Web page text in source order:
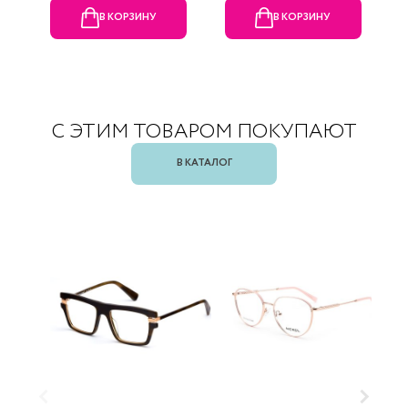
В КОРЗИНУ В КОРЗИНУ
С ЭТИМ ТОВАРОМ ПОКУПАЮТ
В КАТАЛОГ